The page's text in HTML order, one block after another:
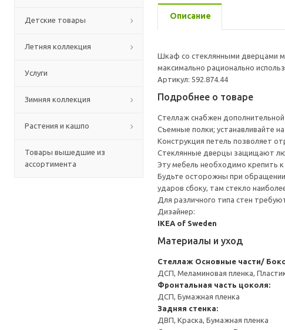
Детские товары
Летняя коллекция
Услуги
Зимняя коллекция
Растения и кашпо
Товары вышедшие из
ассортимента
Описание
Шкаф со стеклянными дверцами
максимально рационально
Артикул: 592.874.44
Подробнее о товаре
Стеллаж снабжен
Съемные полки; устанавливайте
Конструкция петель позволяет
Стеклянные дверцы защищают
Эту мебель необходимо крепить
Будьте осторожны при обращении
ударов сбоку, там стекло
Для различного типа стен
Дизайнер:
IKEA of Sweden
Материалы и уход
Стеллаж Основные части/
ДСП, Меламиновая пленка,
Фронтальная часть цоколя:
ДСП, Бумажная пленка
Задняя стенка:
ДВП, Краска, Бумажная пленка